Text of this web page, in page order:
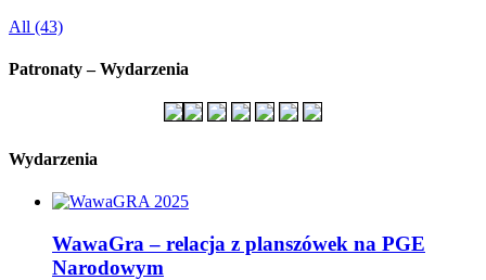
All (43)
Patronaty – Wydarzenia
Wydarzenia
WawaGra – relacja z planszówek na PGE
Narodowym